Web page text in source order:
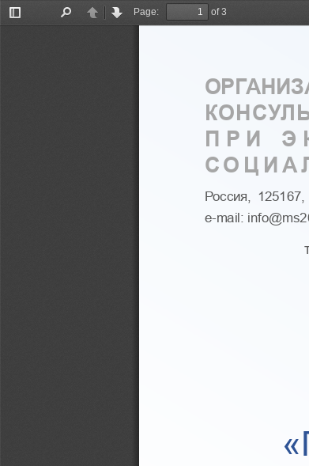
Toggle
PreviousNext
Page:
of 3
ПРИ
Россия,
e-mail: info@ms